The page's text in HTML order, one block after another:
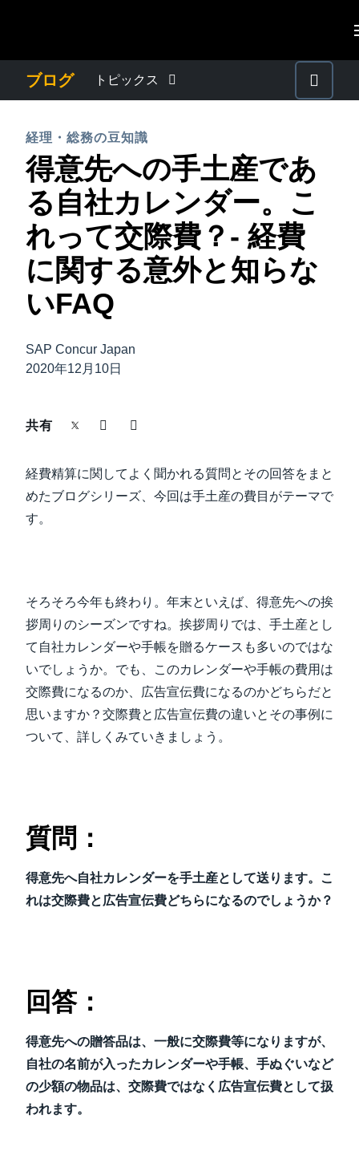
Canada (Français)
México (Español)
Brasil (Português)
United Kingdom (English)
France (Français)
Deutschland (Deutsch)
Italia (Italiano)
Norway (English)
ASIA PACIFIC
Australia (English)
India (English)
日本（日本語)
ブログ トピックス
プレスリリース
電子帳簿保存法・インボイス制度
経理・総務の豆知識
出張・経費管理トレンド
中堅・中小企業
経理・総務の豆知識
得意先への手土産であ
る自社カレンダー。こ
れって交際費？- 経費
に関する意外と知らな
いFAQ
SAP Concur Japan
2020年12月10日
共有
経費精算に関してよく聞かれる質問とその回答をまと
めたブログシリーズ、今回は手土産の費目がテーマで
す。
そろそろ今年も終わり。年末といえば、得意先への挨
拶周りのシーズンですね。挨拶周りでは、手土産とし
て自社カレンダーや手帳を贈るケースも多いのではな
いでしょうか。でも、このカレンダーや手帳の費用は
交際費になるのか、広告宣伝費になるのかどちらだと
思いますか？交際費と広告宣伝費の違いとその事例に
ついて、詳しくみていきましょう。
質問：
得意先へ自社カレンダーを手土産として送ります。こ
れは交際費と広告宣伝費どちらになるのでしょうか？
回答：
得意先への贈答品は、一般に交際費等になりますが、
自社の名前が入ったカレンダーや手帳、手ぬぐいなど
の少額の物品は、交際費ではなく広告宣伝費として扱
われます。